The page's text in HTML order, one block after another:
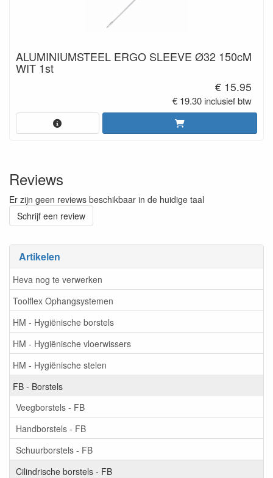
Artikelen
Heva nog te verwerken
Toolflex Ophangsystemen
HM - Hygiënische borstels
HM - Hygiënische vloerwissers
HM - Hygiënische stelen
FB - Borstels
Veegborstels - FB
Handborstels - FB
Schuurborstels - FB
Cilindrische borstels - FB
ALUMINIUMSTEEL ERGO SLEEVE Ø32 150cM
WIT 1st
€ 15.95
€ 19.30 inclusief btw
Reviews
Er zijn geen reviews beschikbaar in de huidige taal
Schrijf een review